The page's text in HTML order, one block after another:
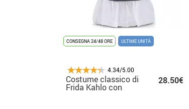
CONSEGNA 24/48 ORE ULTIME UNITÀ
4.34/5.00
Costume classico di
Frida Kahlo con
28.50€